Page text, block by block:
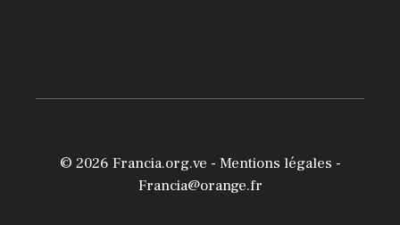
© 2026 Francia.org.ve - Mentions légales -
Francia@orange.fr